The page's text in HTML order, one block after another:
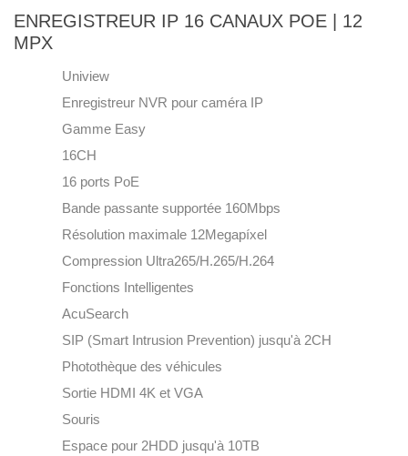
ENREGISTREUR IP 16 CANAUX POE | 12
MPX
Uniview
Enregistreur NVR pour caméra IP
Gamme Easy
16CH
16 ports PoE
Bande passante supportée 160Mbps
Résolution maximale 12Megapíxel
Compression Ultra265/H.265/H.264
Fonctions Intelligentes
AcuSearch
SIP (Smart Intrusion Prevention) jusqu'à 2CH
Photothèque des véhicules
Sortie HDMI 4K et VGA
Souris
Espace pour 2HDD jusqu'à 10TB